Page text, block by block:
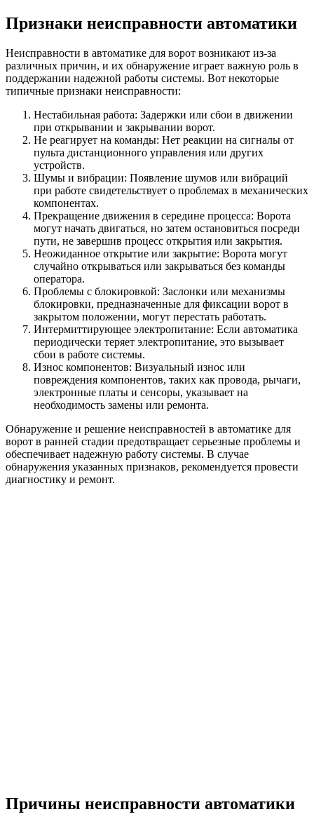
Признаки неисправности автоматики
Неисправности в автоматике для ворот возникают из-за
различных причин, и их обнаружение играет важную роль в
поддержании надежной работы системы. Вот некоторые
типичные признаки неисправности:
Нестабильная работа: Задержки или сбои в движении
при открывании и закрывании ворот.
Не реагирует на команды: Нет реакции на сигналы от
пульта дистанционного управления или других
устройств.
Шумы и вибрации: Появление шумов или вибраций
при работе свидетельствует о проблемах в механических
компонентах.
Прекращение движения в середине процесса: Ворота
могут начать двигаться, но затем остановиться посреди
пути, не завершив процесс открытия или закрытия.
Неожиданное открытие или закрытие: Ворота могут
случайно открываться или закрываться без команды
оператора.
Проблемы с блокировкой: Заслонки или механизмы
блокировки, предназначенные для фиксации ворот в
закрытом положении, могут перестать работать.
Интермиттирующее электропитание: Если автоматика
периодически теряет электропитание, это вызывает
сбои в работе системы.
Износ компонентов: Визуальный износ или
повреждения компонентов, таких как провода, рычаги,
электронные платы и сенсоры, указывает на
необходимость замены или ремонта.
Обнаружение и решение неисправностей в автоматике для
ворот в ранней стадии предотвращает серьезные проблемы и
обеспечивает надежную работу системы. В случае
обнаружения указанных признаков, рекомендуется провести
диагностику и ремонт.
Причины неисправности автоматики